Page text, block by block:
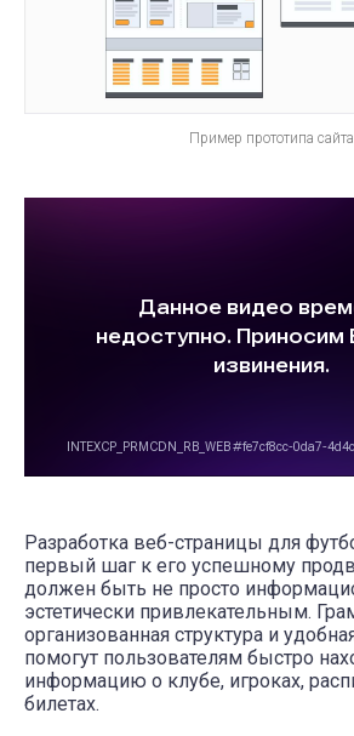
Пример прототипа сайта
Разработка веб-страницы для
первый шаг к его успешному
должен быть не просто
эстетически привлекательным.
организованная структура и
помогут пользователям быстро
информацию о клубе, игроках,
билетах.